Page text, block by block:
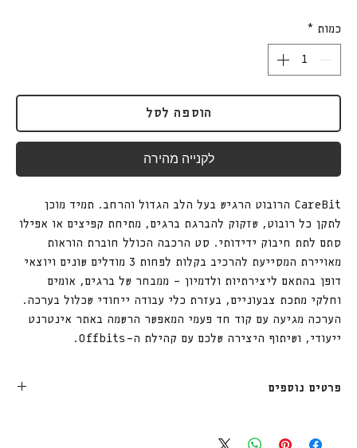
כמות *
הוספה לסל
לקנייה מהירה
CareBit הרובוט הרגיש בעל הלב הגדול והרחב. תמיד מוכן
לתקן כל רובוט, שזקוק להברגת ברגים, מתיחת קפיצים או אפילו
סתם לתת חיבוק ידידותי. סט הרכבה הכולל חוברת הוראות
מאויירת המסייעת להרכיב בקלות לפחות 3 מודלים שונים ויוצאי
דופן בהתאם ליצירתיות ולדמיון - ממבחר של ברגים, אומים
וחלקי מתכת צבעוניים, בעזרת כלי עבודה ייחודי שכלול בערכה.
הערכה מגיעה עם קוד חד פעמי המאפשר הרשמה באתר אינטרנט
ייעודי, ושיתוף היצירה שלכם עם קהילת ה-Offbits.
פרטים נוספים
רמת קושי בנאי.ת:דורש מעט יותר מיומנות, עדיין מתאים